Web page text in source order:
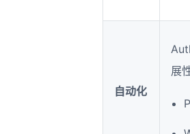
自动化
展